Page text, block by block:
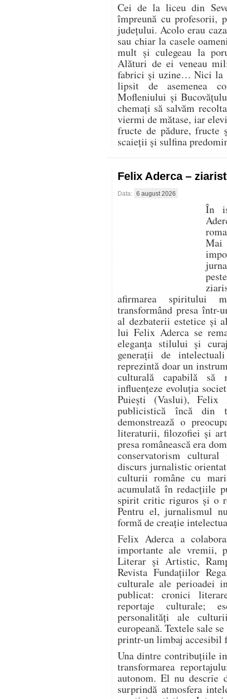
Cei de la liceu din
împreună cu profesorii,
județului. Acolo erau
sau chiar la casele
mult și culegeau la
Alături de ei veneau
fabrici și uzine… Nici la
lipsit de asemenea
Mofleniului și
chemați să salvăm
viermi de mătase, iar
fructe de pădure, fructe
scaieții și sulfina
Felix Aderca –
Data: 6 august 2026
În
Mai
afirmarea spiritului
transformând presa
al dezbaterii estetice și
lui Felix Aderca se
eleganța stilului și
generații de
reprezintă doar un
culturală capabilă să
influențeze evoluția
Puiești (Vaslui), Felix
publicistică încă din
demonstrează o
literaturii, filozofiei și
presa românească era
conservatorism
discurs jurnalistic
culturii române cu
acumulată în redacțiile
spirit critic riguros și o
Pentru el, jurnalismul
formă de creație
Felix Aderca a
importante ale vremii,
Literar și Artistic,
Revista Fundațiilor
culturale ale perioadei
publicat: cronici
reportaje culturale;
personalități ale
europeană. Textele sale
printr-un limbaj accesibil
Una dintre contribuțiile
transformarea
autonom. El nu descrie
surprindă atmosfera